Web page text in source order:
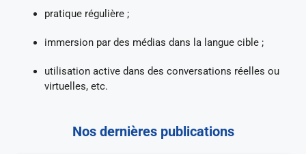
pratique régulière ;
immersion par des médias dans la langue cible ;
utilisation active dans des conversations réelles ou
virtuelles, etc.
Nos dernières publications